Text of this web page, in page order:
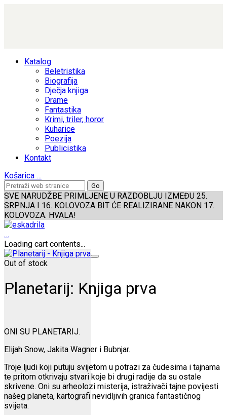
Katalog
Beletristika
Biografija
Dječja knjiga
Drame
Fantastika
Krimi, triler, horor
Kuharice
Poezija
Publicistika
Kontakt
Košarica …
SVE NARUDŽBE PRIMLJENE U RAZDOBLJU IZMEĐU 25.
SRPNJA I 16. KOLOVOZA BIT ĆE REALIZIRANE NAKON 17.
KOLOVOZA. HVALA!
…
Loading cart contents...
Out of stock
Planetarij: Knjiga prva
ONI SU PLANETARIJ.
Elijah Snow, Jakita Wagner i Bubnjar.
Troje ljudi koji putuju svijetom u potrazi za čudesima i tajnama
te pritom otkrivaju stvari koje bi drugi radije da su ostale
skrivene. Oni su arheolozi misterija, istraživači tajne povijesti
našeg planeta, kartografi nevidljivih granica fantastičnog
svijeta.